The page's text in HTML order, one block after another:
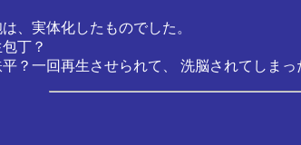
、実体化したものでした。
丁？
？一回再生させられて、 洗脳されてしまっ